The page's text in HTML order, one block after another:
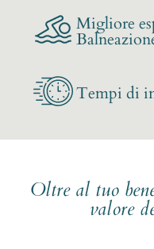
Migliore
Tempi di
Oltre al tuo
valore